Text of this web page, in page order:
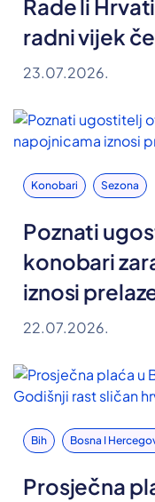
Rade li
radni vijek
23.07.2026.
Konobari Sezona
Poznati
konobari
iznosi
22.07.2026.
Bih Bosna I
Prosječna